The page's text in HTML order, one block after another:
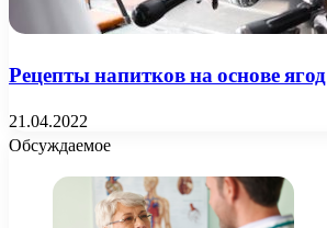
Рецепты напитков на основе ягод
21.04.2022
Обсуждаемое